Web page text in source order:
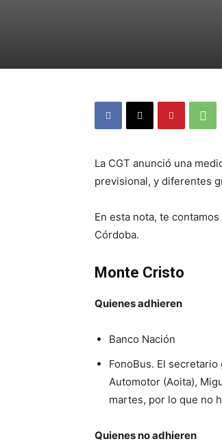
La CGT anunció una
previsional, y diferentes
En esta nota, te
Córdoba.
Monte Cristo
Quienes adhieren
Banco Nación
FonoBus. El
Automotor (Aoita),
martes, por lo que no
Quienes no adhieren